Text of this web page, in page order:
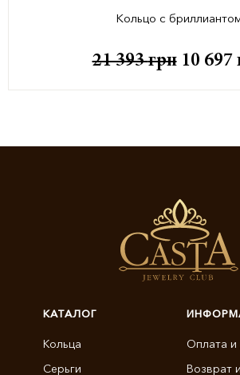
Кольцо с
21 393грн 10 697
КАТАЛОГ
Кольца
Серьги
Оплата и
Возврат